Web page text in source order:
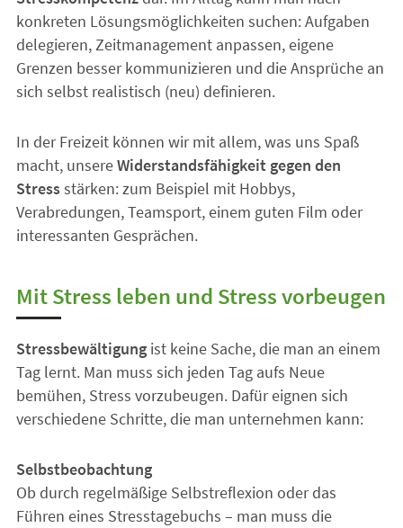
konkreten Lösungsmöglichkeiten suchen: Aufgaben
delegieren, Zeitmanagement anpassen, eigene
Grenzen besser kommunizieren und die Ansprüche an
sich selbst realistisch (neu) definieren.
In der Freizeit können wir mit allem, was uns Spaß
macht, unsereWiderstandsfähigkeit gegen den
Stressstärken: zum Beispiel mit Hobbys,
Verabredungen, Teamsport, einem guten Film oder
interessanten Gesprächen.
Mit Stress leben und Stress vorbeugen
Stressbewältigung ist keine Sache, die man an einem
Tag lernt. Man muss sich jeden Tag aufs Neue
bemühen, Stress vorzubeugen. Dafür eignen sich
verschiedene Schritte, die man unternehmen kann:
Selbstbeobachtung
Ob durch regelmäßige Selbstreflexion oder das
Führen eines Stresstagebuchs – man muss die